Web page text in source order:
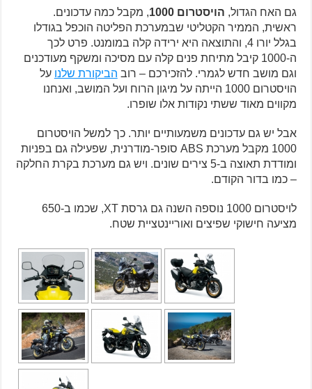
גם האח הגדול, הויסטרום 1000
, מקבל כמה עדכונים.
ראשית, הממיר הקטליטי שבמערכת הפליטה הוכפל בגודלו
בגלל יורו 4, והתוצאה היא ירידה קלה במומנט. פרט לכך
ה-1000 קיבל מתיחת פנים קלה עם מסיכה ומשקף מעודכנים
וגם מושב חדש לגמרי. להזכירכם – רוב הביקורת שלנו על
הויסטרום 1000 הייתה על מיגון הרוח ועל המושב, ואנחנו
מקווים מאוד ששתי נקודות אלו שופרו.
אבל יש גם עדכונים משמעותיים יותר. כך למשל הויסטרום
1000 מקבל מערכת ABS סופר-מודרנית, שפעילה גם בפניות
ומודדת תאוצה ב-5 צירים שונים. ויש גם מערכת בקרת החלקה
– כמו בדור הקודם.
לויסטרום 1000 נוספה השנה גם גרסת XT, שכמו ב-650
מציעה חישוקי שפיצים ואוריינטציית שטח.